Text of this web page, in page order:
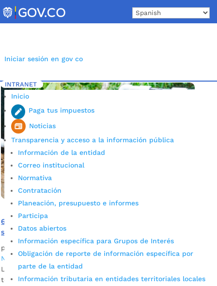
to
content
Iniciar sesión en gov co
INTRANET
Inicio
Paga tus impuestos
Noticias
Transparencia y acceso a la información pública
Información de la entidad
Correo institucional
Normativa
Contratación
Planeación, presupuesto e informes
Participa
Datos abiertos
Información específica para Grupos de Interés
Obligación de reporte de información específica por
parte de la entidad
Información tributaria en entidades territoriales locales
Inicio 5 Etiqueta: Sistemas de riego
61 campesinos de Bucaramanga recibieron capacitación
sobre el manejo de sistemas de riego
por
Noticias
Los productores agrónomos de la capital santandereana
tendrán ahora la posibilidad de tener su propio sistema de